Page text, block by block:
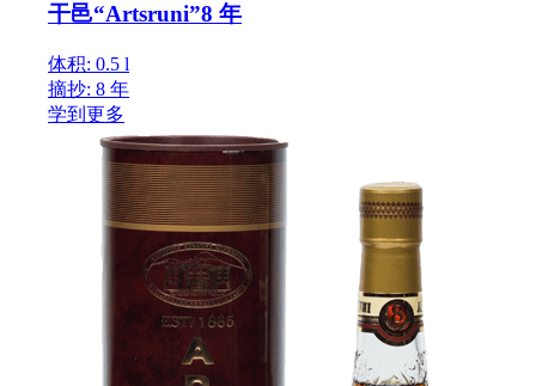
干邑“Artsruni”8 年
体积: 0.5 l
摘抄: 8 年
学到更多